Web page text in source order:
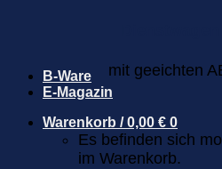
mit geeichten
B-Ware
E-Magazin
Warenkorb /0,00 € 0
Es befinden sich
im Warenkorb.